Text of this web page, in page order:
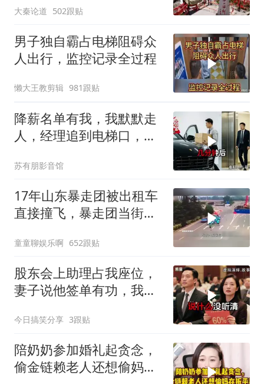
大秦论道 502跟贴
男子独自霸占电梯阻碍众
人出行，监控记录全过程
懒大王教剪辑 981跟贴
降薪名单有我，我默默走
人，经理追到电梯口，见
苏有朋影音馆
17年山东暴走团被出租车
直接撞飞，暴走团当街拦
童童聊娱乐啊 652跟贴
股东会上助理占我座位，
妻子说他签单有功，我抛
给他当
今日搞笑分享 3跟贴
陪奶奶参加婚礼起贪念，
偷金链赖老人还想偷妈存